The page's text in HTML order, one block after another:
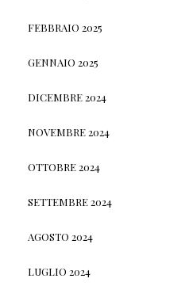
FEBBRAIO 2025
GENNAIO 2025
DICEMBRE 2024
NOVEMBRE 2024
OTTOBRE 2024
SETTEMBRE 2024
AGOSTO 2024
LUGLIO 2024